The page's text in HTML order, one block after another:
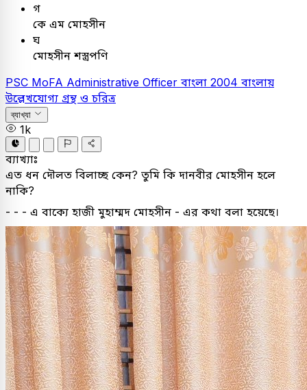
গ
কে এম মোহসীন
ঘ
মোহসীন শস্ত্রপণি
PSC MoFA Administrative Officer বাংলা 2004 বাংলায়
উল্লেখযোগ্য গ্রন্থ ও চরিত্র
ব্যাখ্যা
1k
ব্যাখ্যাঃ
এত ধন দৌলত বিলাচ্ছ কেন? তুমি কি দানবীর মোহসীন হলে
নাকি?
- - - এ বাক্যে হাজী মুহাম্মদ মোহসীন - এর কথা বলা হয়েছে।